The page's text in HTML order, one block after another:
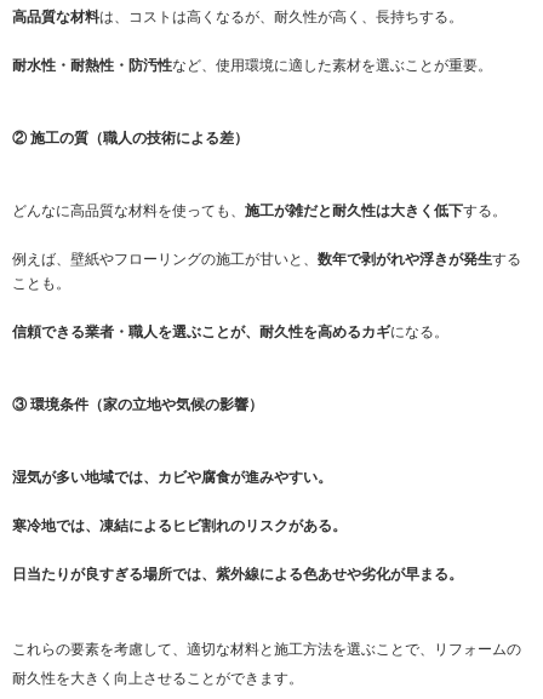
高品質な材料は、コストは高くなるが、耐久性が高く、長持ちする。
耐水性・耐熱性・防汚性など、使用環境に適した素材を選ぶことが重要。
② 施工の質（職人の技術による差）
どんなに高品質な材料を使っても、 施工が雑だと耐久性は大きく低下する。
例えば、壁紙やフローリングの施工が甘いと、 数年で剥がれや浮きが発生する
ことも。
信頼できる業者・職人を選ぶことが、耐久性を高めるカギになる。
③ 環境条件（家の立地や気候の影響）
湿気が多い地域では、カビや腐食が進みやすい。
寒冷地では、凍結によるヒビ割れのリスクがある。
日当たりが良すぎる場所では、紫外線による色あせや劣化が早まる。
これらの要素を考慮して、適切な材料と施工方法を選ぶことで、リフォームの
耐久性を大きく向上させることができます。